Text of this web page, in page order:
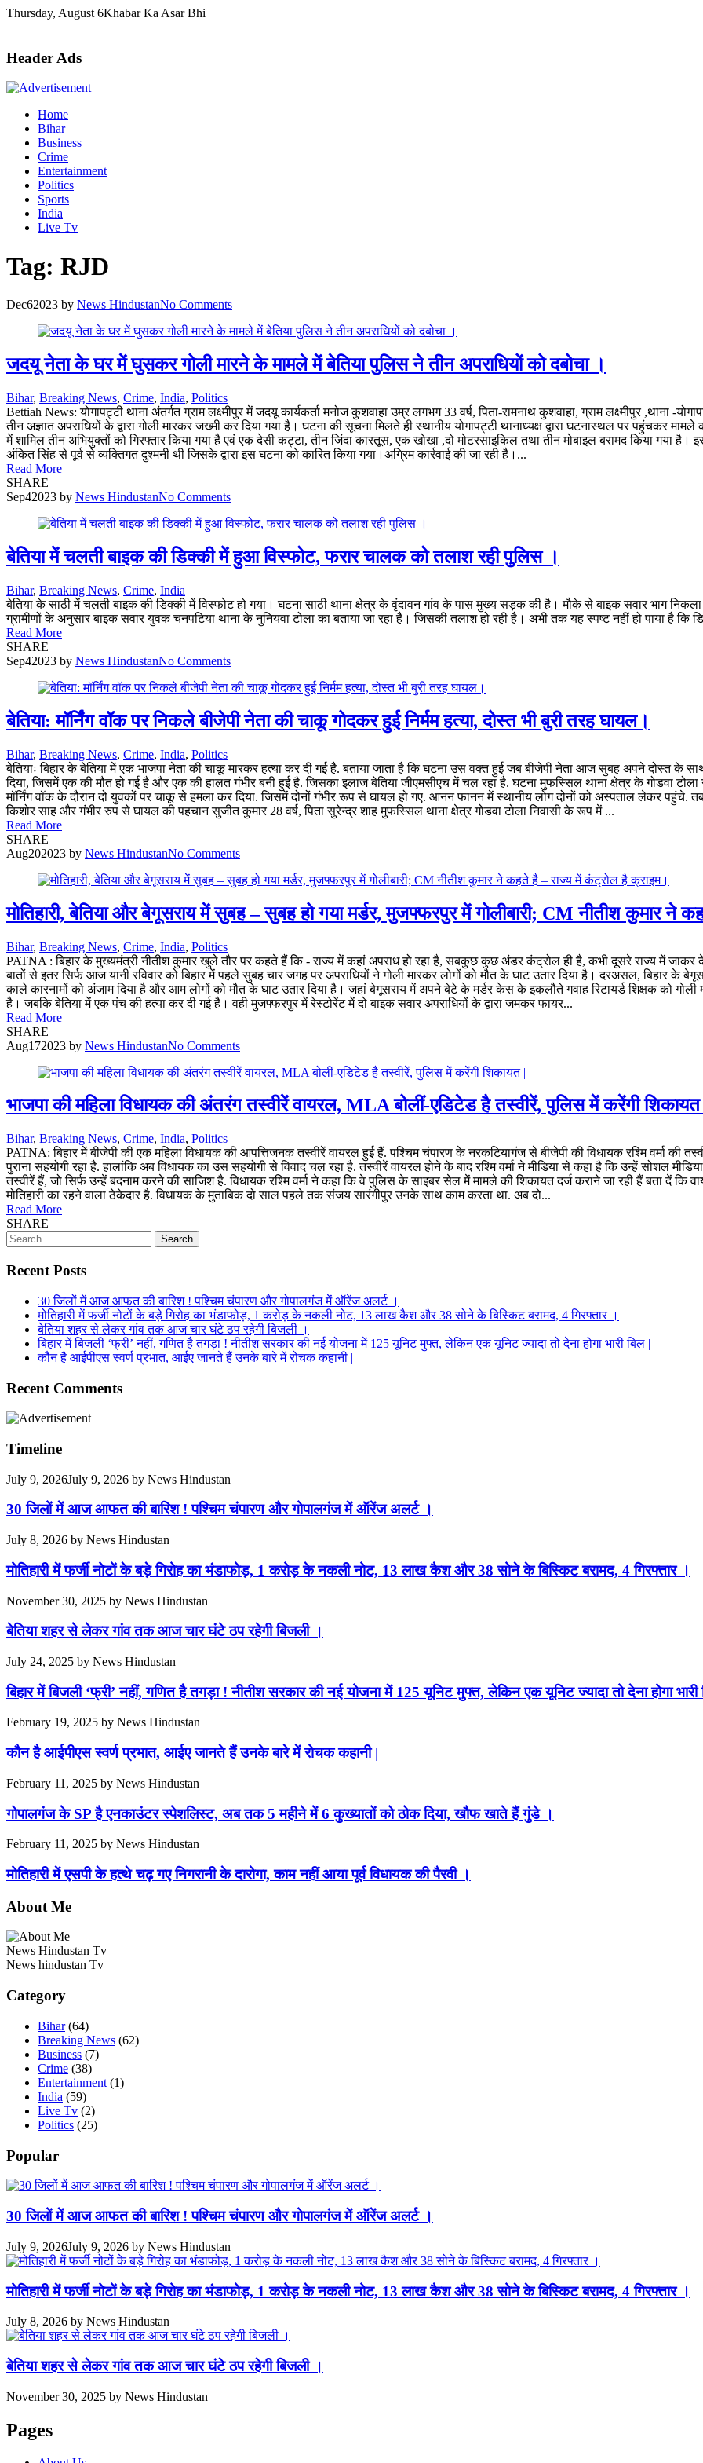
Skip
Thursday, August 6Khabar Ka Asar Bhi
Header Ads
Home
Bihar
Business
Crime
Entertainment
Politics
Sports
India
Live Tv
Tag: RJD
Dec62023 by News HindustanNo Comments
जदयू नेता के घर में घुसकर गोली मारने के मामले में बेतिया पुलिस ने तीन अपराधियों को दबोचा ।
Bihar, Breaking News, Crime, India, Politics
Bettiah News: योगापट्टी थाना अंतर्गत ग्राम लक्ष्मीपुर में जदयू कार्यकर्ता मनोज कुशवाहा उम्र लगभग 33 वर्ष, पिता-रामनाथ कुशवाहा, ग्राम लक्ष्मीपुर ,थाना -
तीन अज्ञात अपराधियों के द्वारा गोली मारकर जख्मी कर दिया गया है। घटना की सूचना मिलते ही स्थानीय योगापट्टी थानाध्यक्ष द्वारा घटनास्थल पर पहुंचकर
में शामिल तीन अभियुक्तों को गिरफ्तार किया गया है एवं एक देसी कट्टा, तीन जिंदा कारतूस, एक खोखा ,दो मोटरसाइकिल तथा तीन मोबाइल बरामद किया गया है।
अंकित सिंह से पूर्व से व्यक्तिगत दुश्मनी थी जिसके द्वारा इस घटना को कारित किया गया।अग्रिम कार्रवाई की जा रही है।...
Read More
SHARE
Sep42023 by News HindustanNo Comments
बेतिया में चलती बाइक की डिक्की में हुआ विस्फोट, फरार चालक को तलाश रही पुलिस ।
Bihar, Breaking News, Crime, India
बेतिया के साठी में चलती बाइक की डिक्की में विस्फोट हो गया। घटना साठी थाना क्षेत्र के वृंदावन गांव के पास मुख्य सड़क की है। मौके से बाइक सवार भाग
ग्रामीणों के अनुसार बाइक सवार युवक चनपटिया थाना के नुनियवा टोला का बताया जा रहा है। जिसकी तलाश हो रही है। अभी तक यह स्पष्ट नहीं हो पाया है
Read More
SHARE
Sep42023 by News HindustanNo Comments
बेतिया: मॉर्निंग वॉक पर निकले बीजेपी नेता की चाकू गोदकर हुई निर्मम हत्या, दोस्त भी बुरी तरह घायल।
Bihar, Breaking News, Crime, India, Politics
बेतियाः बिहार के बेतिया में एक भाजपा नेता की चाकू मारकर हत्या कर दी गई है. बताया जाता है कि घटना उस वक्त हुई जब बीजेपी नेता आज सुबह अपने दोस्त के
दिया, जिसमें एक की मौत हो गई है और एक की हालत गंभीर बनी हुई है. जिसका इलाज बेतिया जीएमसीएच में चल रहा है. घटना मुफस्सिल थाना क्षेत्र के गोडवा टोला
मॉर्निंग वॉक के दौरान दो युवकों पर चाकू से हमला कर दिया. जिसमें दोनों गंभीर रूप से घायल हो गए. आनन फानन में स्थानीय लोग दोनों को अस्पताल लेकर पहुंचे.
किशोर साह और गंभीर रुप से घायल की पहचान सुजीत कुमार 28 वर्ष, पिता सुरेन्द्र शाह मुफस्सिल थाना क्षेत्र गोडवा टोला निवासी के रूप में ...
Read More
SHARE
Aug202023 by News HindustanNo Comments
मोतिहारी, बेतिया और बेगूसराय में सुबह – सुबह हो गया मर्डर, मुजफ्फरपुर में गोलीबारी; CM नीतीश कुमार ने
Bihar, Breaking News, Crime, India, Politics
PATNA : बिहार के मुख्यमंत्री नीतीश कुमार खुले तौर पर कहते हैं कि - राज्य में कहां अपराध हो रहा है, सबकुछ कुछ अंडर कंट्रोल ही है, कभी दूसरे राज्य में
बातों से इतर सिर्फ आज यानी रविवार को बिहार में पहले सुबह चार जगह पर अपराधियों ने गोली मारकर लोगों को मौत के घाट उतार दिया है। दरअसल, बिहार के
काले कारनामों को अंजाम दिया है और आम लोगों को मौत के घाट उतार दिया है। जहां बेगूसराय में अपने बेटे के मर्डर केस के इकलौते गवाह रिटायर्ड शिक्षक को गोली
है। जबकि बेतिया में एक पंच की हत्या कर दी गई है। वही मुजफ्फरपुर में रेस्टोरेंट में दो बाइक सवार अपराधियों के द्वारा जमकर फायर...
Read More
SHARE
Aug172023 by News HindustanNo Comments
भाजपा की महिला विधायक की अंतरंग तस्वीरें वायरल, MLA बोलीं-एडिटेड है तस्वीरें, पुलिस में करेंगी शिकायत |
Bihar, Breaking News, Crime, India, Politics
PATNA: बिहार में बीजेपी की एक महिला विधायक की आपत्तिजनक तस्वीरें वायरल हुई हैं. पश्चिम चंपारण के नरकटियागंज से बीजेपी की विधायक रश्मि वर्मा की
पुराना सहयोगी रहा है. हालांकि अब विधायक का उस सहयोगी से विवाद चल रहा है. तस्वीरें वायरल होने के बाद रश्मि वर्मा ने मीडिया से कहा है कि उन्हें सोशल
तस्वीरें हैं, जो सिर्फ उन्हें बदनाम करने की साजिश है. विधायक रश्मि वर्मा ने कहा कि वे पुलिस के साइबर सेल में मामले की शिकायत दर्ज कराने जा रही हैं बता दें
मोतिहारी का रहने वाला ठेकेदार है. विधायक के मुताबिक दो साल पहले तक संजय सारंगीपुर उनके साथ काम करता था. अब दो...
Read More
SHARE
Search
for:
Recent Posts
30 जिलों में आज आफत की बारिश ! पश्चिम चंपारण और गोपालगंज में ऑरेंज अलर्ट ।
मोतिहारी में फर्जी नोटों के बड़े गिरोह का भंडाफोड़, 1 करोड़ के नकली नोट, 13 लाख कैश और 38 सोने के बिस्किट बरामद, 4 गिरफ्तार ।
बेतिया शहर से लेकर गांव तक आज चार घंटे ठप रहेगी बिजली ।
बिहार में बिजली ‘फ्री’ नहीं, गणित है तगड़ा ! नीतीश सरकार की नई योजना में 125 यूनिट मुफ्त, लेकिन एक यूनिट ज्यादा तो देना होगा भारी बिल |
कौन है आईपीएस स्वर्ण प्रभात, आईए जानते हैं उनके बारे में रोचक कहानी |
Recent Comments
Timeline
July 9, 2026July 9, 2026 by News Hindustan
30 जिलों में आज आफत की बारिश ! पश्चिम चंपारण और गोपालगंज में ऑरेंज अलर्ट ।
July 8, 2026 by News Hindustan
मोतिहारी में फर्जी नोटों के बड़े गिरोह का भंडाफोड़, 1 करोड़ के नकली नोट, 13 लाख कैश और 38 सोने के बिस्किट बरामद, 4 गिरफ्तार ।
November 30, 2025 by News Hindustan
बेतिया शहर से लेकर गांव तक आज चार घंटे ठप रहेगी बिजली ।
July 24, 2025 by News Hindustan
बिहार में बिजली ‘फ्री’ नहीं, गणित है तगड़ा ! नीतीश सरकार की नई योजना में 125 यूनिट मुफ्त, लेकिन एक यूनिट ज्यादा तो देना होगा भारी
February 19, 2025 by News Hindustan
कौन है आईपीएस स्वर्ण प्रभात, आईए जानते हैं उनके बारे में रोचक कहानी |
February 11, 2025 by News Hindustan
गोपालगंज के SP है एनकाउंटर स्पेशलिस्ट, अब तक 5 महीने में 6 कुख्यातों को ठोक दिया, खौफ खाते हैं गुंडे ।
February 11, 2025 by News Hindustan
मोतिहारी में एसपी के हत्थे चढ़ गए निगरानी के दारोगा, काम नहीं आया पूर्व विधायक की पैरवी ।
About Me
News Hindustan Tv
News hindustan Tv
Category
Bihar(64)
Breaking News (62)
Business (7)
Crime (38)
Entertainment (1)
India (59)
Live Tv (2)
Politics (25)
Popular
30 जिलों में आज आफत की बारिश ! पश्चिम चंपारण और गोपालगंज में ऑरेंज अलर्ट ।
July 9, 2026July 9, 2026 by News Hindustan
मोतिहारी में फर्जी नोटों के बड़े गिरोह का भंडाफोड़, 1 करोड़ के नकली नोट, 13 लाख कैश और 38 सोने के बिस्किट बरामद, 4 गिरफ्तार ।
July 8, 2026 by News Hindustan
बेतिया शहर से लेकर गांव तक आज चार घंटे ठप रहेगी बिजली ।
November 30, 2025 by News Hindustan
Pages